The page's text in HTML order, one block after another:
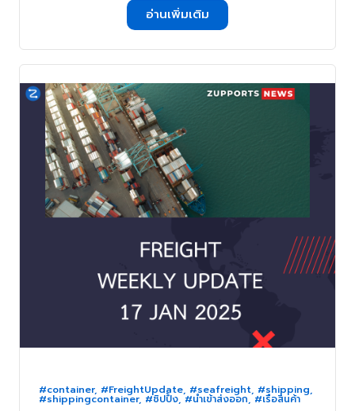
อ่านเพิ่มเติม
#container, #FreightUpdate, #seafreight, #shipping,
#shippingcontainer, #ชิปปิ้ง,#นำเข้าส่งออก,#เรือสินค้า